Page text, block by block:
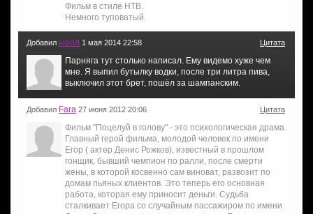
Фильм в стиле НТВ.
Немного туповатый.
Добавил ыаол 1 мая 2014 22:58 Цитата
Парняга тут столько написал. Ему видемо хуже чем
мне. Я выпил бутылку водки, после три литра пива,
выключил этот брет, пошёл за шампанским.
Добавил Fara 27 июня 2012 20:06 Цитата
Фильм "Поцелуй в голову" - это психологическая драма.
Главный герой фильма, молодой человек по имени
Егор ( актер Денис Рожков), известный в прошлом
гонщик, бывший чемпион по ралли, после смерти
жены, в которой косвенно сам виноват, развозит по
домам пьяных клиентов. Это теперь его основная
работа, которая ему приносит деньги. Судьба
сталкивает Егора со случайным пассажиром по имени